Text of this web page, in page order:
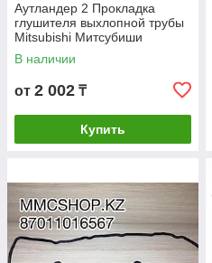
Аутландер 2 Прокладка
глушителя выхлопной трубы
Mitsubishi Митсубиши
Outlander второе поколение
В наличии
от 2 002 ₸
Купить